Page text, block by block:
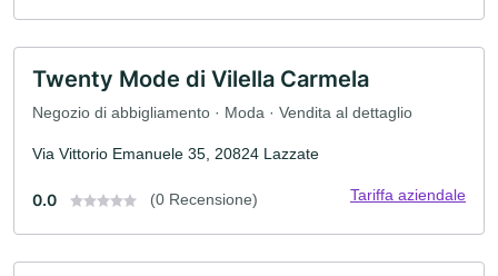
Twenty Mode di Vilella Carmela
Negozio di abbigliamento · Moda · Vendita al dettaglio
Via Vittorio Emanuele 35, 20824 Lazzate
0.0 (0 Recensione) Tariffa aziendale